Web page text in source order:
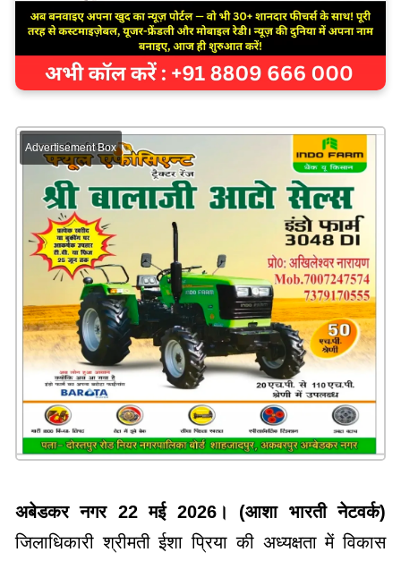
Advertisement Box
अबेडकर नगर 22 मई 2026। (आशा भारती नेटवर्क)
जिलाधिकारी श्रीमती ईशा प्रिया की अध्यक्षता में विकास